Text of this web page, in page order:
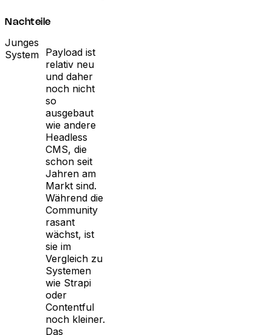
Nachteile
Junges
System Payload ist
relativ neu
und daher
noch nicht
so
ausgebaut
wie andere
Headless
CMS, die
schon seit
Jahren am
Markt sind.
Während die
Community
rasant
wächst, ist
sie im
Vergleich zu
Systemen
wie Strapi
oder
Contentful
noch kleiner.
Das